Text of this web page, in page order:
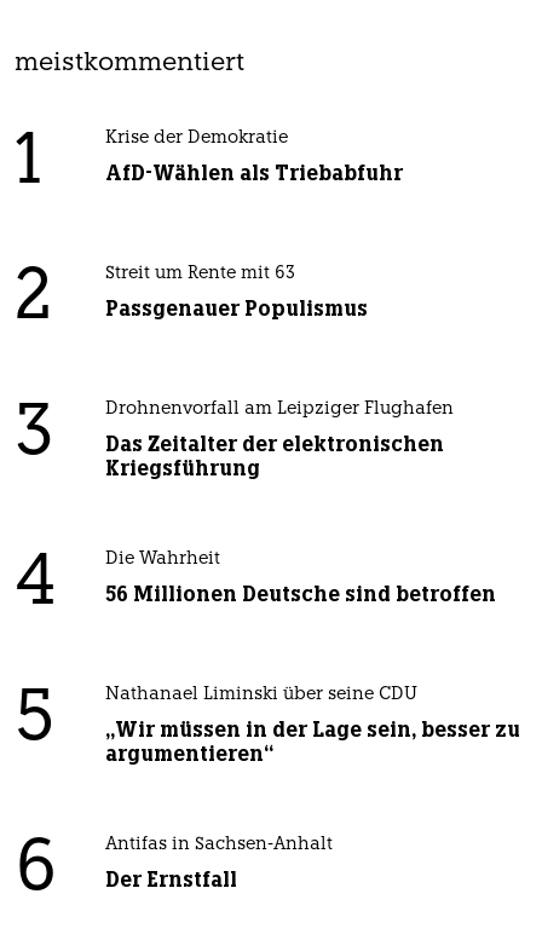
meistkommentiert
1 Krise der Demokratie
AfD-Wählen als Triebabfuhr
2 Streit um Rente mit 63
Passgenauer Populismus
3 Drohnenvorfall am Leipziger Flughafen
Das Zeitalter der elektronischen
Kriegsführung
4 Die Wahrheit
56 Millionen Deutsche sind betroffen
5 Nathanael Liminski über seine CDU
„Wir müssen in der Lage sein, besser zu
argumentieren“
6 Antifas in Sachsen-Anhalt
Der Ernstfall